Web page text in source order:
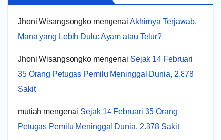
Jhoni Wisangsongko mengenai Akhirnya Terjawab,
Mana yang Lebih Dulu: Ayam atau Telur?
Jhoni Wisangsongko mengenai Sejak 14 Februari
35 Orang Petugas Pemilu Meninggal Dunia, 2.878
Sakit
mutiah mengenai Sejak 14 Februari 35 Orang
Petugas Pemilu Meninggal Dunia, 2.878 Sakit